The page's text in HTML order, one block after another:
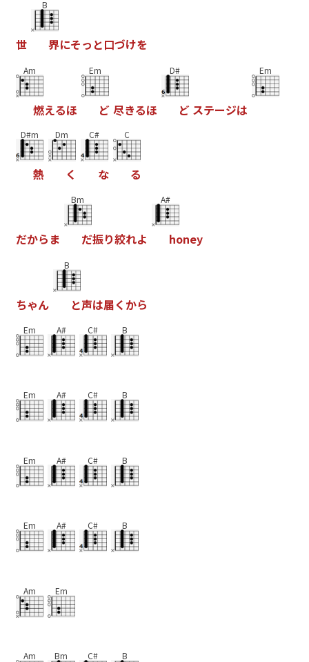
世
B
界にそっ と口づけを
Am
燃えるほ
Em
ど 尽きるほ
D#
ど ステージは
Em
D#m
熱
Dm
く
C#
な
C
る
だから ま
Bm
だ振り絞れよ
A#
honey
ちゃん
B
と声は届く から
Em A# C# B
Em A# C# B
Em A# C# B
Em A# C# B
Am Em
Am Bm C# B